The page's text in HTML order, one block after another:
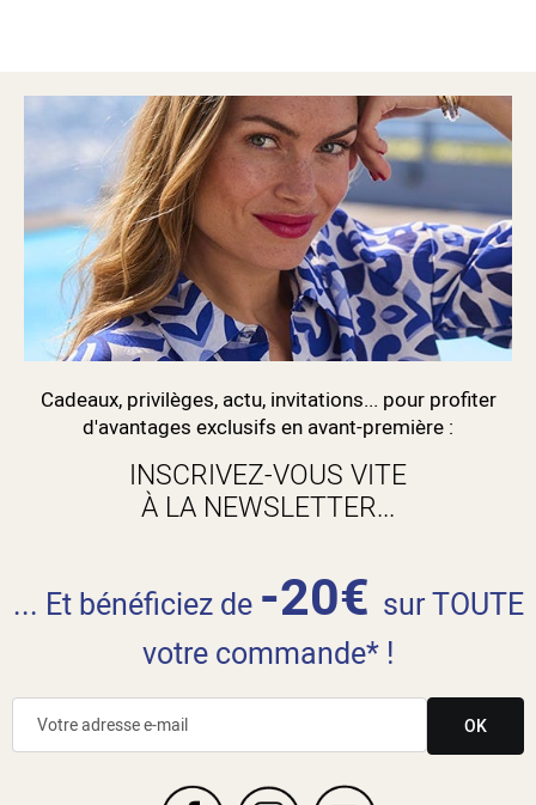
Cadeaux, privilèges, actu, invitations... pour profiter
d'avantages exclusifs en avant-première :
INSCRIVEZ-VOUS VITE
À LA NEWSLETTER...
... Et bénéficiez de -20€ sur TOUTE
votre commande* !
OK